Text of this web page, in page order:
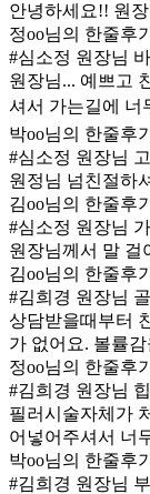
안녕하세요!! 원
정oo님의 한줄후기
#심소정 원장님
원장님... 예쁘고
셔서 가는길에 너
박oo님의 한줄후기
#심소정 원장님
원정님 넘친절하
김oo님의 한줄후기
#심소정 원장님
원장님께서 말 걸
김oo님의 한줄후기
#김희경 원장님
상담받을때부터
가 없어요. 볼률
정oo님의 한줄후기
#김희경 원장님
필러시술자체가
어넣어주셔서 너
박oo님의 한줄후기
#김희경 원장님